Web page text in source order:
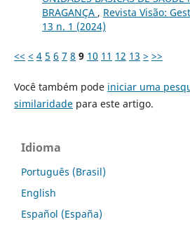
BRAGANÇA , Revista Visão:
13 n. 1 (2024)
<< < 4 5 6 7 8 9 10 11 12 13 > >>
Você também pode iniciar uma
similaridadepara este artigo.
Idioma
Português (Brasil)
English
Español (España)